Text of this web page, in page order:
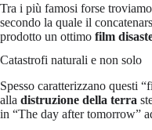
Tra i più famosi forse
secondo la quale il
prodotto un ottimo film
Catastrofi naturali e non solo
Spesso caratterizzano questi
alla distruzione della terra
in “The day after tomorrow”